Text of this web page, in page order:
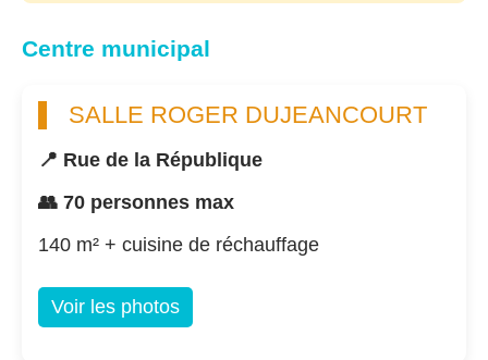
Centre municipal
SALLE ROGER DUJEANCOURT
📍 Rue de la République
👥 70 personnes max
140 m² + cuisine de réchauffage
Voir les photos